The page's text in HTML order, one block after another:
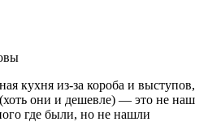
кухня из-за короба и выступов,
они и дешевле) — это не наш
где были, но не нашли